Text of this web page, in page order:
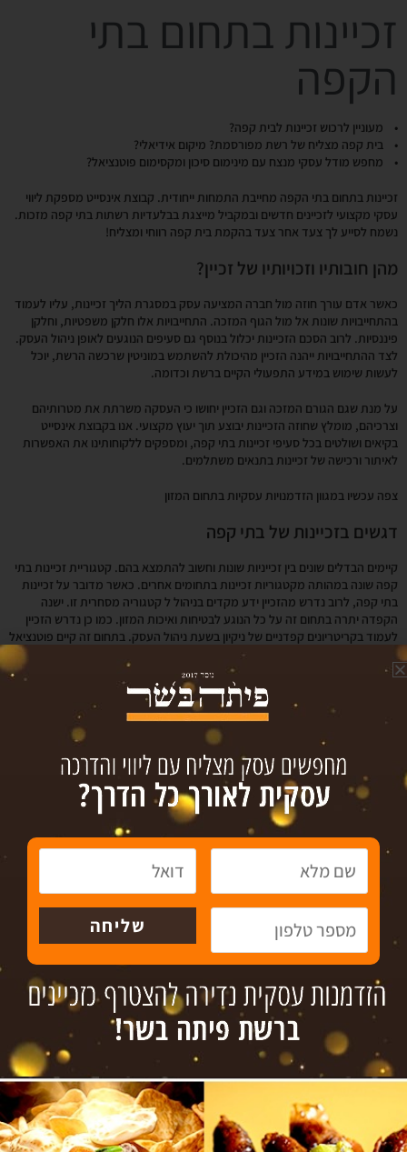
זכיינות בתחום בתי
הקפה
• מעוניין לרכוש זכיינות לבית קפה?
• בית קפה מצליח של רשת מפורסמת? מיקום אידיאלי?
• מחפש מודל עסקי מנצח עם מינימום סיכון ומקסימום פוטנציאל?
זכיינות בתחום בתי הקפה מחייבת התמחות ייחודית. קבוצת אינסייט מספקת ליווי
עסקי מקצועי לזכיינים חדשים ובמקביל מייצגת בבלעדיות רשתות בתי קפה מזכות.
נשמח לסייע לך צעד אחר צעד בהקמת בית קפה רווחי ומצליח!
מהן חובותיו וזכויותיו של זכיין?
כאשר אדם עורך חוזה מול חברה המציעה עסק במסגרת הליך זכיינות, עליו לעמוד
בהתחייבויות שונות אל מול הגוף המזכה. התחייבויות אלו חלקן משפטיות, וחלקן
פיננסיות. לרוב הסכם הזכיינות יכלול בנוסף גם סעיפים הנוגעים לאופן ניהול העסק.
לצד ההתחייבויות ייהנה הזכיין מהיכולת להשתמש במוניטין שרכשה הרשת, יוכל
לעשות שימוש במידע התפעולי הקיים ברשת וכדומה.
על מנת שגם הגורם המזכה וגם הזכיין יחושו כי העסקה משרתת את מטרותיהם
וצרכיהם, מומלץ שחוזה הזכיינות יבוצע תוך יעוץ מקצועי. אנו בקבוצת אינסייט
בקיאים ושולטים בכל סעיפי זכיינות בתי קפה, ומספקים ללקוחותינו את האפשרות
לאיתור ורכישה של זכיינות בתנאים משתלמים.
צפה עכשיו במגוון הזדמנויות עסקיות בתחום המזון
דגשים בזכיינות של בתי קפה
קיימים הבדלים שונים בין זכייניות שונות וחשוב להתמצא בהם. קטגוריית זכיינות בתי
קפה שונה במהותה מקטגוריות זכיינות בתחומים אחרים. כאשר מדובר על זכיינות
בתי קפה, לרוב נדרש מהזכיין ידע מקדים בניהול ל קטגוריה מסחרית זו. ישנה
הקפדה יתרה בתחום זה על כל הנוגע לבטיחות ואיכות המזון. כמו כן נדרש הזכיין
לעמוד בקריטריונים קפדניים של ניקיון בשעת ניהול העסק. בתחום זה קיים פוטנציאל
רווח משמעותי, אך גם מחויבות הזכיין ומעורבותו בניהול העסק גדולה מקטגוריות
אחרות.
למקסם את היתרונות
אם יש ברצונך להקים בית קפה באזור מסוים, דע כי הדבר יכול להיות לעזרך אם
תפנה למציאת זכיינות בית קפה. מנגנון עסקי של זכיינות יכול להביא לעסקה
משתלמת במיוחד ככלית, תוך כדי שהזכיין נהנה מכל יתרונות שבהקמת והפעלת
פעלת עסק בעל מוניטין חיובי. כמובן שככול ומדובר ברשת מצליחה יותר של בתי
קפה, כך דמי הזכיינות צפויים לעלות בהתאם. בעזרת הייעוץ של המומחים מקבוצת
אינסייט תוכל לאתר בזמן קצר ובתהליך פשוט הצעת זכיינות שתשתלם עבורך
במיוחד, בתחום זכיינות בתי הקפה.
להפוך תהליך מורכב לפשוט
כאמור חוזה זכיינות כולל בתוכו לא מעט סעיפים. מורכבות התהליך והתנהלות מול
גוף גדול מרתיעה לעיתים, וגורמת לאנשים לזנוח את רעיון רכישת זכיינות בתי קפה.
בכדי לצלוח את התהליך נדרש ידע רב בבחינת הכדאיות של העסק, בביצוע מו"מ
על סעיפי החוזה, באיתור הזדמנויות לגיוס כספים לרכישתו וכדומה. אנו בקבוצת
אינסייט מספקים ללקוחותינו מעטפת שירותים רחבה, על מנת לפשט ככול הניתן את
התהליך, ולהגיע ליום חתימת החוזה מוכנים ככול האפשר. החל מהרגע הראשון,
לכל שלבי התהליך ועד תומו, אנו נעמוד לרשותך.
קבוצת insight מתחמה בתיווך עסקי וגיוס אשראי.
במאגרנו עשרותהזדמנויות עסקיות,עסקים למכירהוזכיינות
בתחומי פעילות מגוונים לצד מאגר רוכשים איכותיים.